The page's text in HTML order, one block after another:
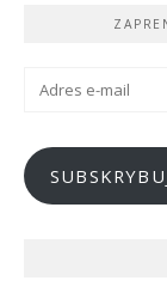
Adres